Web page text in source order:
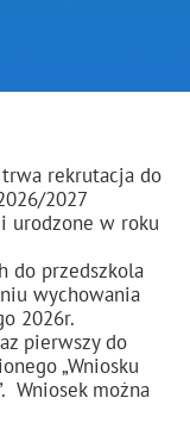
rekrutacja do
2027
urodzone w roku
do przedszkola
wychowania
2026r.
pierwszy do
„Wniosku
Wniosek można